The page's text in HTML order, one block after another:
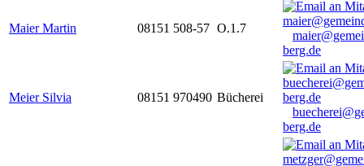
Maier Martin 08151 508-57 O.1.7
berg.de
Meier Silvia 08151 970490 Bücherei
berg.de